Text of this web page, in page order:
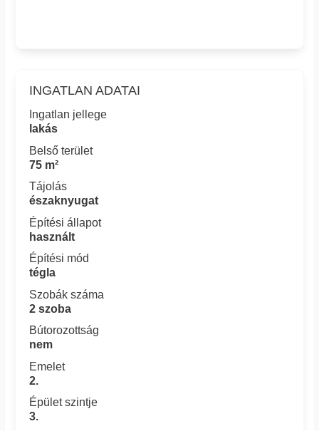
INGATLAN ADATAI
Ingatlan jellege
lakás
Belső terület
75 m²
Tájolás
északnyugat
Építési állapot
használt
Építési mód
tégla
Szobák száma
2 szoba
Bútorozottság
nem
Emelet
2.
Épület szintje
3.